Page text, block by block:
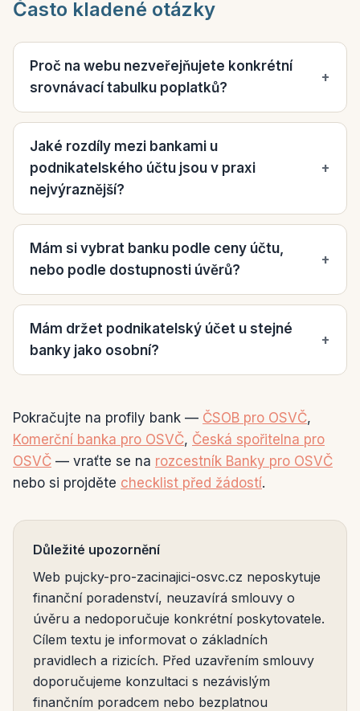
Často kladené otázky
Proč na webu nezveřejňujete konkrétní
srovnávací tabulku poplatků?
+
Jaké rozdíly mezi bankami u
podnikatelského účtu jsou v praxi
nejvýraznější?
+
Mám si vybrat banku podle ceny účtu,
nebo podle dostupnosti úvěrů?
+
Mám držet podnikatelský účet u stejné
banky jako osobní?
+
Pokračujte na profily bank — ČSOB pro OSVČ,
Komerční banka pro OSVČ, Česká spořitelna pro
OSVČ — vraťte se na rozcestník Banky pro OSVČ
nebo si projděte checklist před žádostí.
Důležité upozornění
Web pujcky-pro-zacinajici-osvc.cz neposkytuje
finanční poradenství, neuzavírá smlouvy o
úvěru a nedoporučuje konkrétní poskytovatele.
Cílem textu je informovat o základních
pravidlech a rizicích. Před uzavřením smlouvy
doporučujeme konzultaci s nezávislým
finančním poradcem nebo bezplatnou